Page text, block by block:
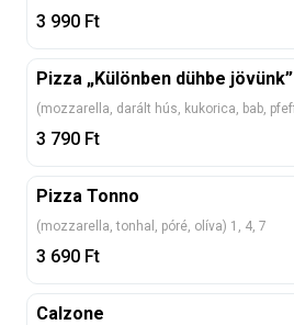
3 990 Ft
Pizza „Különben dühbe jövünk”
3 790 Ft
Pizza Tonno
(mozzarella, tonhal, póré, olíva) 1, 4, 7
3 690 Ft
Calzone